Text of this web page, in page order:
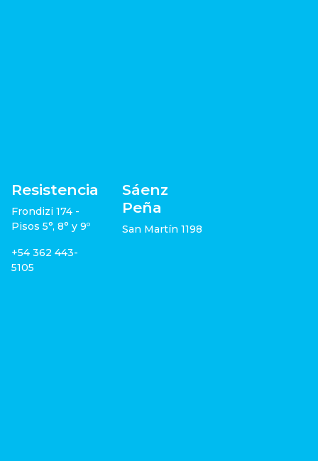
Resistencia
Frondizi 174 -
Pisos 5°, 8° y 9º
+54 362 443-
5105
Sáenz
Peña
San Martín 1198